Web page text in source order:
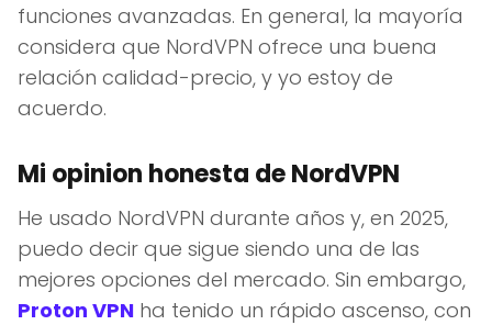
funciones avanzadas. En general, la mayoría
considera que NordVPN ofrece una buena
relación calidad-precio, y yo estoy de
acuerdo.
Mi opinion honesta de NordVPN
He usado NordVPN durante años y, en 2025,
puedo decir que sigue siendo una de las
mejores opciones del mercado. Sin embargo,
Proton VPN ha tenido un rápido ascenso, con